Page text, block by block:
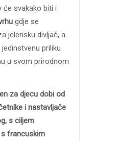
će svakako biti i
gdje se
jelensku divljač, a
priliku
u svom prirodnom
za djecu dobi od
i nastavljače
s ciljem
francuskim